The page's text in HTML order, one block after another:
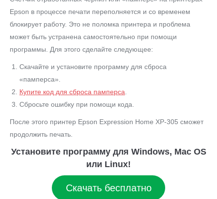
Epson в процессе печати переполняется и со временем
блокирует работу. Это не поломка принтера и проблема
может быть устранена самостоятельно при помощи
программы. Для этого сделайте следующее:
Скачайте и установите программу для сброса
«памперса».
Купите код для сброса памперса
Сбросьте ошибку при помощи кода.
После этого принтер Epson Expression Home XP-305 сможет
продолжить печать.
Установите программу для Windows, Mac OS
или Linux!
Скачать бесплатно